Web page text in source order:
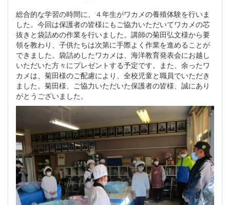
総合的な学習の時間に、４年生がワカメの養殖体験を行いま
した。今回は保護者の皆様にもご協力いただいてワカメの芯
抜きと袋詰めの作業を行いました。講師の菊田弘文様から要
領を教わり、子供たちは次第に手際よく作業を進めることが
できました。袋詰めしたワカメは、海洋教育発表会にお越し
いただいた方々にプレゼントする予定です。また、余ったワ
カメは、菊田様のご配慮により、全校児童と職員でいただき
ました。菊田様、ご協力いただいた保護者の皆様、誠にあり
がとうございました。